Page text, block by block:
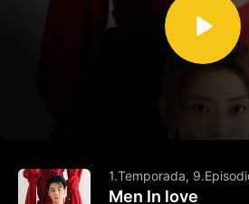
1.Temporada,
Men In love